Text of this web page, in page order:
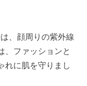
は、顔周りの紫外線
、ファッションと
れに肌を守りまし